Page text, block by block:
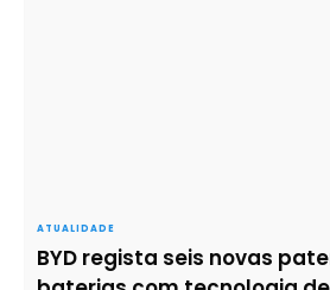
ATUALIDADE
BYD regista seis novas